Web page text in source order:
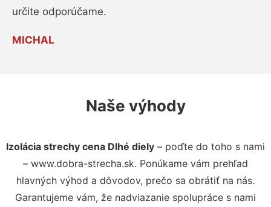
určite odporúčame.
MICHAL
Naše výhody
Izolácia strechy cena Dlhé diely – poďte do toho s nami
– www.dobra-strecha.sk. Ponúkame vám prehľad
hlavných výhod a dôvodov, prečo sa obrátiť na nás.
Garantujeme vám, že nadviazanie spolupráce s nami